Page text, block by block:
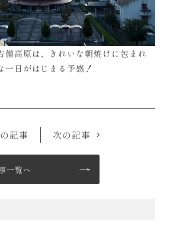
備高原は、きれいな朝焼けに包まれ
一日がはじまる予感！
一覧へ
記事 次の記事